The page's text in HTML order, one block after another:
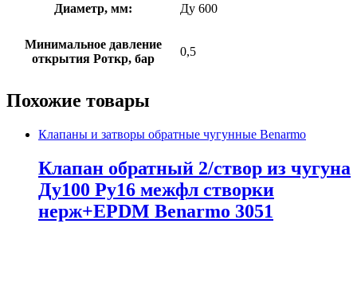
Диаметр, мм: Ду 600
Минимальное давление
открытия Роткр, бар
0,5
Похожие товары
Клапаны и затворы обратные чугунные Benarmo
Клапан обратный 2/створ из чугуна
Ду100 Ру16 межфл створки
нерж+EPDM Benarmo 3051